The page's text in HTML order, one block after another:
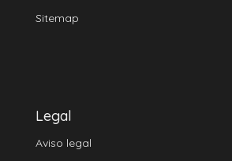
Sitemap
Legal
Aviso legal